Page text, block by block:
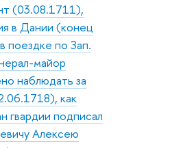
(03.08.1711),
в Дании (конец
поездке по Зап.
майор
наблюдать за
как
гвардии подписал
Алексею